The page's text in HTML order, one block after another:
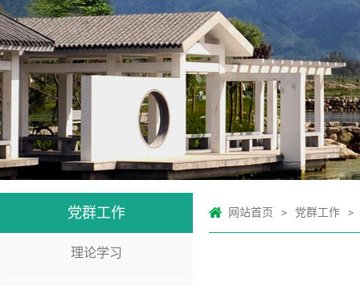
党群工作
理论学习
网站首页 > 党群工作 >